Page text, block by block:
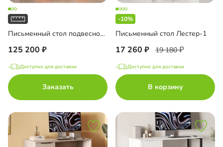
Письменный стол подвесной Мобаро-4
125 200
Доступно для доставки
Заказать
-10%
Письменный стол Лестер-1
17 260 19 180
Доступно для доставки
В корзину